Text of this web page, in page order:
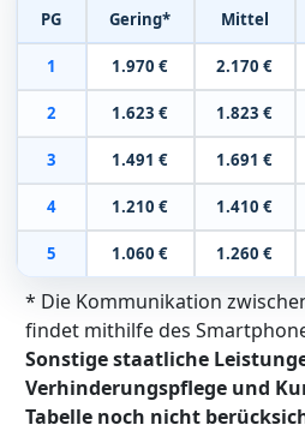
PG Gering* Mittel
1 1.970 € 2.170 €
2 1.623 € 1.823 €
3 1.491 € 1.691 €
4 1.210 € 1.410 €
5 1.060 € 1.260 €
* Die Kommunikation
findet mithilfe des
Sonstige staatliche
Verhinderungspflege und
Tabelle noch nicht